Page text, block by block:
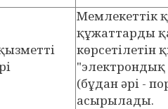
Мемлекеттік
құжаттарды
көрсетілетін
"электрондық
(бұдан әрі -
асырылады.